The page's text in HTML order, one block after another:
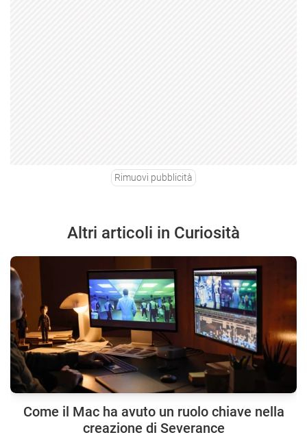
Rimuovi pubblicità
Altri articoli in Curiosità
Come il Mac ha avuto un ruolo chiave nella
creazione di Severance